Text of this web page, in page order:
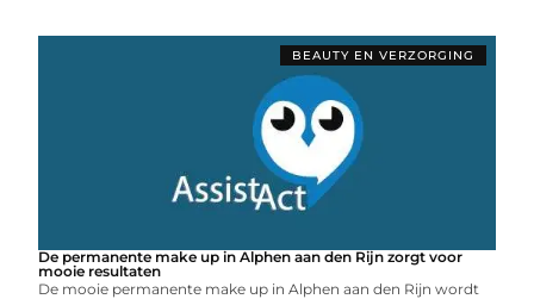
BEAUTY EN VERZORGING
De permanente make up in Alphen aan den Rijn zorgt voor
mooie resultaten
De mooie permanente make up in Alphen aan den Rijn wordt